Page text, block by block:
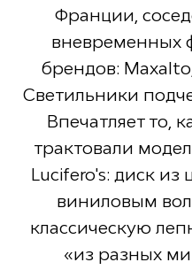
Франции,
вневременных
брендов:
Светильники
Впечатляет то,
трактовали
Lucifero's: диск из
виниловым
классическую
«из разных